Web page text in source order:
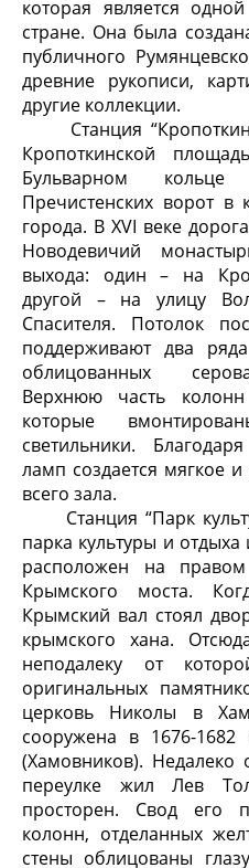
которая является
стране. Она была
публичного
древние рукописи,
другие коллекции.
Станция
Кропоткинской
Бульварном
Пречистенских ворот в
города. В XVI веке
Новодевичий
выхода: один – на
другой – на улицу
Спасителя. Потолок
поддерживают два
облицованных
Верхнюю часть
которые
светильники.
ламп создается мягкое
всего зала.
Станция “Парк
парка культуры и
расположен на
Крымского моста.
Крымский вал стоял
крымского хана.
неподалеку от
оригинальных
церковь Николы в
сооружена в 1676-1682
(Хамовников). Недалеко
переулке жил Лев
просторен. Свод его
колонн, отделанных
стены облицованы